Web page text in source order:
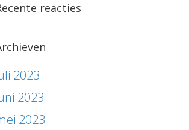
reacties
2023
2023
2023